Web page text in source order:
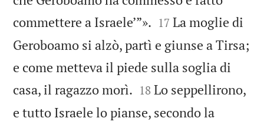
commettere a Israele’”». 

17 La moglie di
Geroboamo si alzò, partì e giunse a Tirsa;
e come metteva il piede sulla soglia di
casa, il ragazzo morì. 

18 Lo seppellirono,
e tutto Israele lo pianse, secondo la